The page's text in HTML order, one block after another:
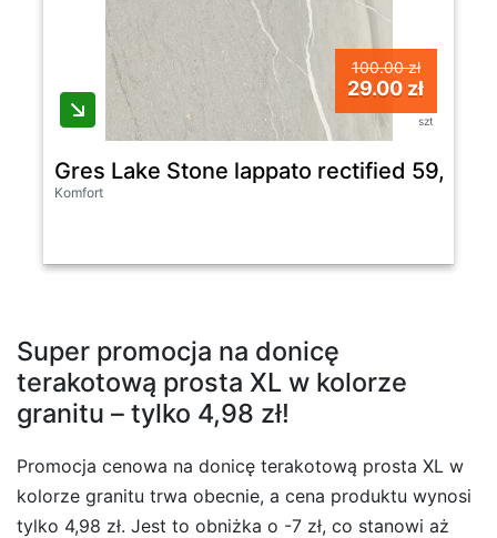
100.00 zł
29.00 zł
szt
Gres Lake Stone lappato rectified
Komfort
Super promocja na donicę
terakotową prosta XL w kolorze
granitu – tylko 4,98 zł!
Promocja cenowa na donicę terakotową prosta XL w
kolorze granitu trwa obecnie, a cena produktu wynosi
tylko 4,98 zł. Jest to obniżka o -7 zł, co stanowi aż